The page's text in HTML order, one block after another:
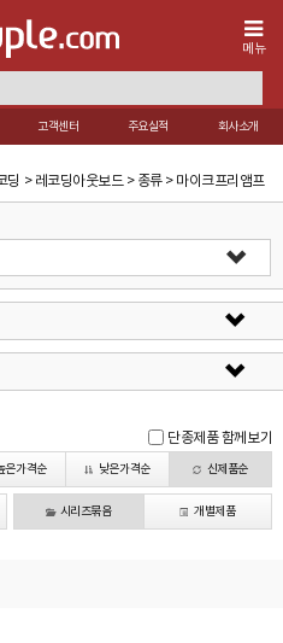
메뉴
고객센터 주요실적 회사소개
딩 > 레코딩아웃보드 > 종류 > 마이크프리앰프
단종제품 함께보기
은가격순 낮은가격순 신제품순
시리즈묶음 개별제품